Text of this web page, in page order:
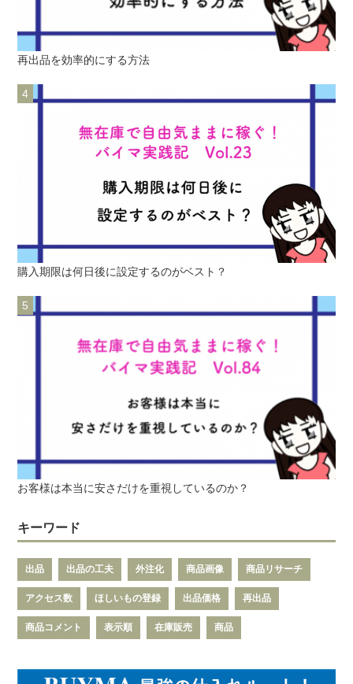
再出品を効率的にする方法
購入期限は何日後に設定するのがベスト？
お客様は本当に安さだけを重視しているのか？
キーワード
出品 出品の工夫 外注化 商品画像 商品リサーチ
アクセス数 ほしいもの登録 出品価格 再出品
商品コメント 表示順 在庫販売 商品